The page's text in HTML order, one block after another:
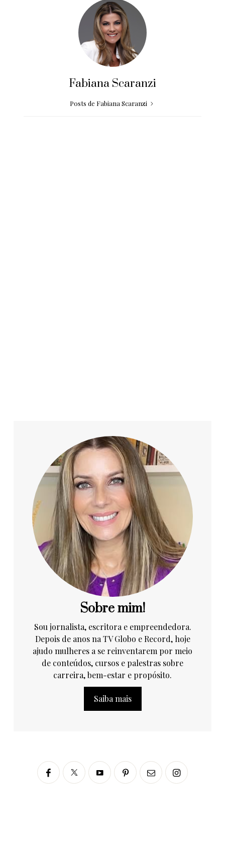
Fabiana Scaranzi
Posts de Fabiana Scaranzi
Sobre mim!
Sou jornalista, escritora e empreendedora.
Depois de anos na TV Globo e Record, hoje
ajudo mulheres a se reinventarem por meio
de conteúdos, cursos e palestras sobre
carreira, bem-estar e propósito.
Saiba mais